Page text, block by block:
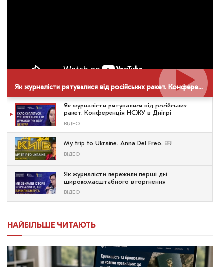
Як журналісти рятувалися від російських ракет. Конференція НСЖУ в Дніпрі
Як журналісти рятувалися від російських
ракет. Конференція НСЖУ в Дніпрі
ВІДЕО
My trip to Ukraine. Anna Del Freo. EFJ
ВІДЕО
Як журналісти пережили перші дні
широкомасштабного вторгнення
ВІДЕО
НАЙБІЛЬШЕ ЧИТАЮТЬ